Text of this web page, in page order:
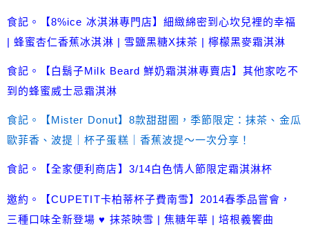
食記。【8%ice 冰淇淋專門店】細緻綿密到心坎兒裡的幸福
| 蜂蜜杏仁香蕉冰淇淋 | 雪鹽黑糖X抹茶 | 檸檬黑麥霜淇淋
食記。【白鬍子Milk Beard 鮮奶霜淇淋專賣店】其他家吃不
到的蜂蜜威士忌霜淇淋
食記。【Mister Donut】8款甜甜圈，季節限定：抹茶、金瓜
歐菲香、波提｜杯子蛋糕｜香蕉波提～一次分享！
食記。【全家便利商店】3/14白色情人節限定霜淇淋杯
邀約。【CUPETIT卡柏蒂杯子費南雪】2014春季品嘗會，
三種口味全新登場 ♥ 抹茶映雪 | 焦糖年華 | 培根義饗曲